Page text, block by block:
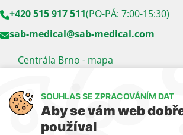
+420 515 917 511(PO-PÁ: 7:00-15:30)
sab-medical@sab-medical.com
Centrála Brno - mapa
Sledujte nás
LinkedIn Facebook
SOUHLAS SE ZPRACOVÁNÍM DAT
Aby se vám web
používal